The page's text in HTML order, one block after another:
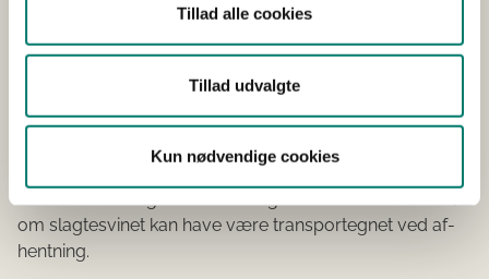
Tillad alle cookies
Tillad udvalgte
Kun nødvendige cookies
slagteriet sammenholdt med beskrivelsen af fundene på
slagtekroppen efter den slagtemæssige behandling
giver ikke anledning til usikkerhed vedrørende
embedsdyrlægens konklusioner. Se endvidere svar ad 1.
om slagtesvinet kan have være transportegnet ved af­
hentning.